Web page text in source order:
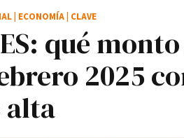
qué
2025
alta
ECONOMÍA CLAVE